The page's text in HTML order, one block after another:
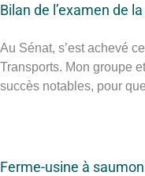
Bilan de l’examen de
Au Sénat, s’est achevé
Transports. Mon groupe
succès notables, pour
Ferme-usine à